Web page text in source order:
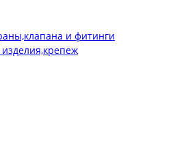
и фитинги